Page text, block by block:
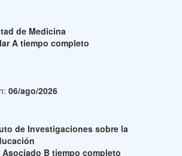
de Medicina
A tiempo completo
06/ago/2026
de Investigaciones sobre la
B tiempo completo